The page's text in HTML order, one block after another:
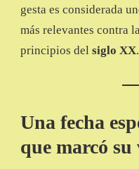
gesta es considerada
más relevantes contra
principios del siglo XX.
Una fecha
que marcó